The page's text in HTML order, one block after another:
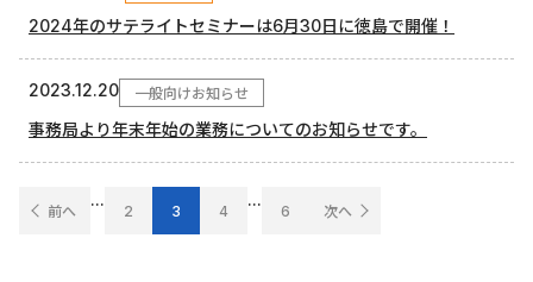
2024年のサテライトセミナーは6月30日に徳島で開催！
2023.12.20 一般向けお知らせ
事務局より年末年始の業務についてのお知らせです。
前へ
...
2 3 4
...
6 次へ